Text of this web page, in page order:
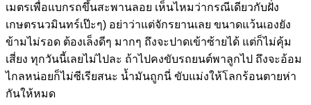
เมตรเพื่อแบกรถขึ้นสะพานลอย เห็นไหมว่ากรณีเดียวกับฝั่ง
เกษตรนวมินทร์เป๊ะๆ) อย่าว่าแต่จักรยานเลย ขนาดแว้นเองยัง
ข้ามไม่รอด ต้องเล็งดีๆ มากๆ ถึงจะปาดเข้าซ้ายได้ แต่ก็ไม่คุ้ม
เสี่ยง ทุกวันนี้เลยไม่ไปละ ถ้าไปคงขับรถยนต์พาลูกไป ถึงจะอ้อม
ไกลหน่อยก็ไม่ซีเรียสนะ น้ำมันถูกนี่ ขับแม่งให้โลกร้อนตายห่า
กันให้หมด